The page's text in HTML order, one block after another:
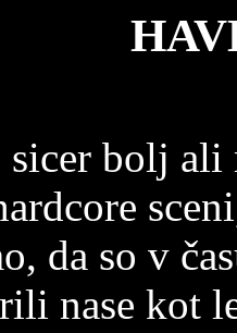
sicer bolj
da so v
nase kot